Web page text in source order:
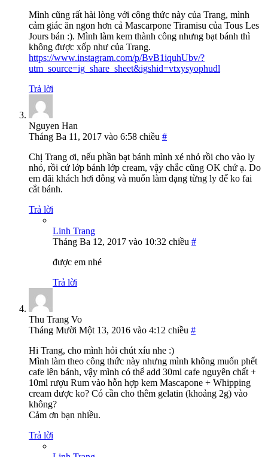
Mình cũng rất hài lòng với công thức này của Trang, mình
cảm giác ăn ngon hơn cả Mascarpone Tiramisu của Tous Les
Jours bán :). Mình làm kem thành công nhưng bạt bánh thì
không được xốp như của Trang.
https://www.instagram.com/p/BvB1iquhUbv/?
utm_source=ig_share_sheet&igshid=vtxysyophudl
Trả lời
Nguyen Han
Tháng Ba 11, 2017 vào 6:58 chiều #
Chị Trang ơi, nếu phần bạt bánh mình xé nhỏ rồi cho vào ly
nhỏ, rồi cứ lớp bánh lớp cream, vậy chắc cũng OK chứ ạ. Do
em đãi khách hơi đông và muốn làm dạng từng ly để ko fai
cắt bánh.
Trả lời
Linh Trang
Tháng Ba 12, 2017 vào 10:32 chiều #
được em nhé
Trả lời
Thu Trang Vo
Tháng Mười Một 13, 2016 vào 4:12 chiều #
Hi Trang, cho mình hỏi chút xíu nhe :)
Mình làm theo công thức này nhưng mình không muốn phết
cafe lên bánh, vậy mình có thể add 30ml cafe nguyên chất +
10ml rượu Rum vào hỗn hợp kem Mascapone + Whipping
cream được ko? Có cần cho thêm gelatin (khoảng 2g) vào
không?
Cảm ơn bạn nhiều.
Trả lời